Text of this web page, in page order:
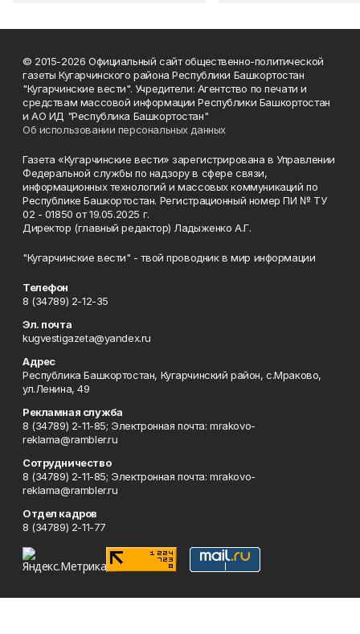
© 2015-2026 Официальный сайт общественно-политической
газеты Кугарчинского района Республики Башкортостан
"Кугарчинские вести". Учредители: Агентство по печати и
средствам массовой информации Республики Башкортостан
и АО ИД "Республика Башкортостан"
Об использовании персональных данных
Газета «Кугарчинские вести» зарегистрирована в Управлении
Федеральной службы по надзору в сфере связи,
информационных технологий и массовых коммуникаций по
Республике Башкортостан. Регистрационный номер ПИ № ТУ
02 - 01850 от 19.05.2025 г.
Директор (главный редактор) Ладыженко А.Г.
"Кугарчинские вести" - твой проводник в мир информации
Телефон
8 (34789) 2-12-35
Эл. почта
kugvestigazeta@yandex.ru
Адрес
Республика Башкортостан, Кугарчинский район, с.Мраково,
ул.Ленина, 49
Рекламная служба
8 (34789) 2-11-85; Электронная почта: mrakovo-
reklama@rambler.ru
Сотрудничество
8 (34789) 2-11-85; Электронная почта: mrakovo-
reklama@rambler.ru
Отдел кадров
8 (34789) 2-11-77